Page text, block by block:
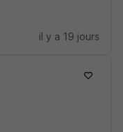
il y a 19 jours